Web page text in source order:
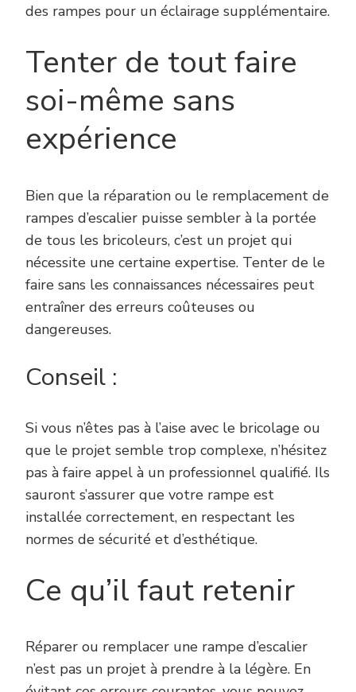
des rampes pour un éclairage supplémentaire.
Tenter de tout faire
soi-même sans
expérience
Bien que la réparation ou le remplacement de
rampes d’escalier puisse sembler à la portée
de tous les bricoleurs, c’est un projet qui
nécessite une certaine expertise. Tenter de le
faire sans les connaissances nécessaires peut
entraîner des erreurs coûteuses ou
dangereuses.
Conseil :
Si vous n’êtes pas à l’aise avec le bricolage ou
que le projet semble trop complexe, n’hésitez
pas à faire appel à un professionnel qualifié. Ils
sauront s’assurer que votre rampe est
installée correctement, en respectant les
normes de sécurité et d’esthétique.
Ce qu’il faut retenir
Réparer ou remplacer une rampe d’escalier
n’est pas un projet à prendre à la légère. En